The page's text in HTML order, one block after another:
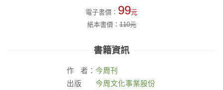
電子書價： 99元
紙本書價：110元
書籍資訊
作 者： 今周刊
出版
今周文化事業股份